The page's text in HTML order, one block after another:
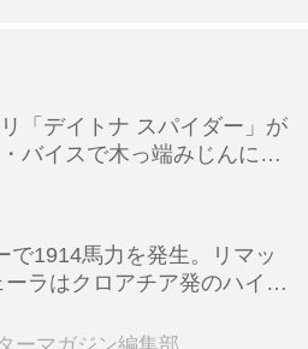
「デイトナ スパイダー」が
バイスで木っ端みじんにな
で1914馬力を発生。リマッ
ーラはクロアチア発のハイパ
】